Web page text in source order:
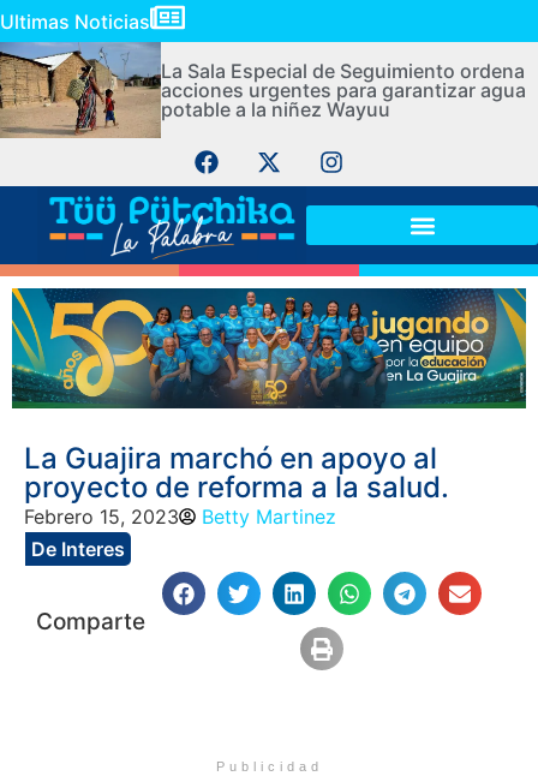
Ultimas Noticias
La Sala Especial de Seguimiento ordena
acciones urgentes para garantizar agua
potable a la niñez Wayuu
La Guajira marchó en apoyo al
proyecto de reforma a la salud.
Febrero 15, 2023
Betty Martinez
De Interes
Comparte
Publicidad